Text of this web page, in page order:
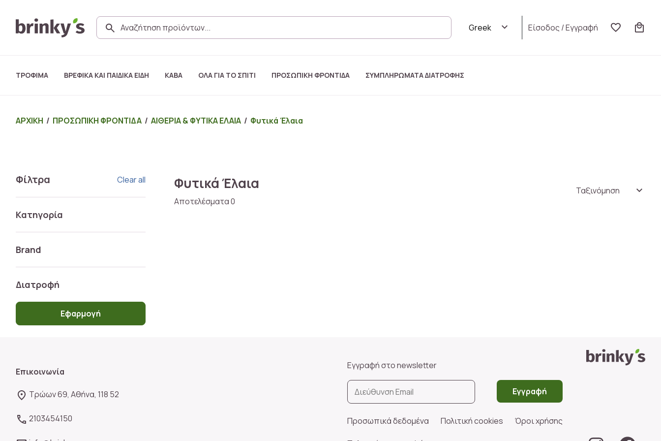
Είσοδος /Εγγραφή
ΤΡΟΦΙΜΑ ΒΡΕΦΙΚΑ ΚΑΙ ΠΑΙΔΙΚΑ ΕΙΔΗ ΚΑΒΑ ΟΛΑ ΓΙΑ ΤΟ ΣΠΙΤΙ ΠΡΟΣΩΠΙΚΗ ΦΡΟΝΤΙΔΑ ΣΥΜΠΛΗΡΩΜΑΤΑ ΔΙΑΤΡΟΦΗΣ
ΑΡΧΙΚΗ / ΠΡΟΣΩΠΙΚΗ ΦΡΟΝΤΙΔΑ / ΑΙΘΕΡΙΑ & ΦΥΤΙΚΑ ΕΛΑΙΑ / Φυτικά Έλαια
Φίλτρα Clear all
Κατηγορία
Brand
Διατροφή
Εφαρμογή
Φυτικά Έλαια
Αποτελέσματα 0
Επικοινωνία
Τρώων 69, Αθήνα, 118 52
2103454150
Εγγραφή στο newsletter
Εγγραφή
Προσωπικά δεδομένα Πολιτική cookies Όροι χρήσης